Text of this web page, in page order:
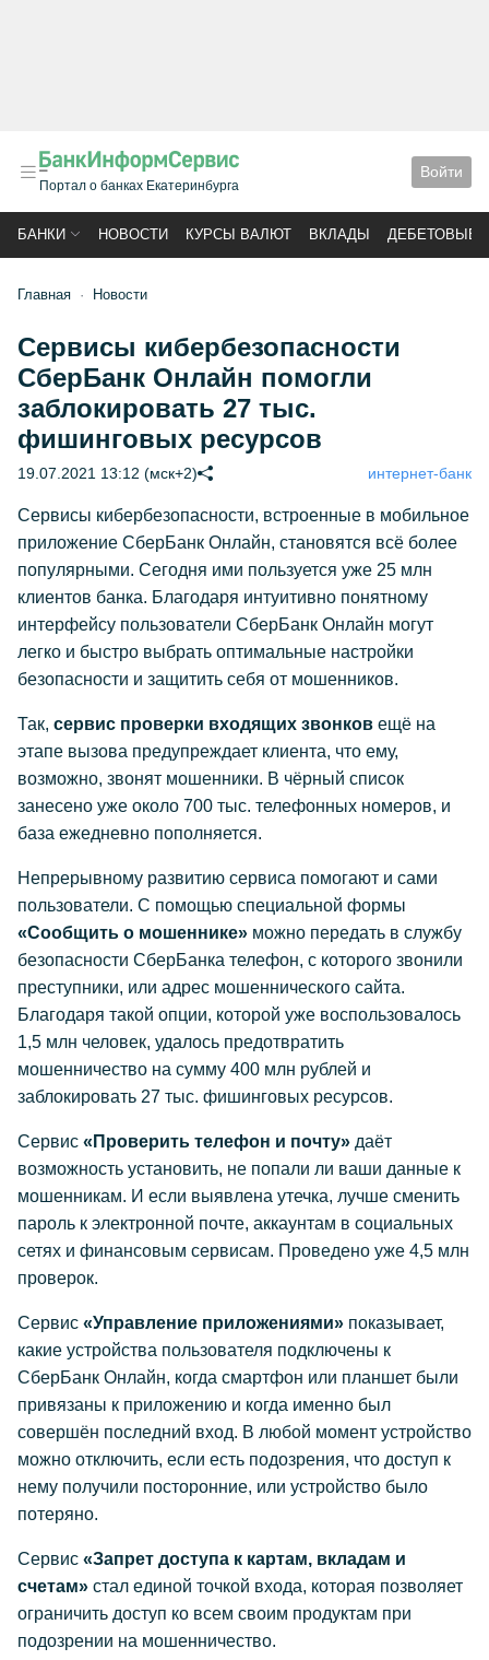
Портал о банках Екатеринбурга
Войти
БАНКИ НОВОСТИ КУРСЫ ВАЛЮТ ВКЛАДЫ ДЕБЕТОВЫЕ
Главная Новости
Сервисы кибербезопасности
СберБанк Онлайн помогли
заблокировать 27 тыс.
фишинговых ресурсов
19.07.2021 13:12 (мск+2) интернет-банк
Сервисы кибербезопасности, встроенные в мобильное
приложение СберБанк Онлайн, становятся всё более
популярными. Сегодня ими пользуется уже 25 млн
клиентов банка. Благодаря интуитивно понятному
интерфейсу пользователи СберБанк Онлайн могут
легко и быстро выбрать оптимальные настройки
безопасности и защитить себя от мошенников.
Так, сервис проверки входящих звонков ещё на
этапе вызова предупреждает клиента, что ему,
возможно, звонят мошенники. В чёрный список
занесено уже около 700 тыс. телефонных номеров, и
база ежедневно пополняется.
Непрерывному развитию сервиса помогают и сами
пользователи. С помощью специальной формы
«Сообщить о мошеннике» можно передать в службу
безопасности СберБанка телефон, с которого звонили
преступники, или адрес мошеннического сайта.
Благодаря такой опции, которой уже воспользовалось
1,5 млн человек, удалось предотвратить
мошенничество на сумму 400 млн рублей и
заблокировать 27 тыс. фишинговых ресурсов.
Сервис «Проверить телефон и почту» даёт
возможность установить, не попали ли ваши данные к
мошенникам. И если выявлена утечка, лучше сменить
пароль к электронной почте, аккаунтам в социальных
сетях и финансовым сервисам. Проведено уже 4,5 млн
проверок.
Сервис «Управление приложениями» показывает,
какие устройства пользователя подключены к
СберБанк Онлайн, когда смартфон или планшет были
привязаны к приложению и когда именно был
совершён последний вход. В любой момент устройство
можно отключить, если есть подозрения, что доступ к
нему получили посторонние, или устройство было
потеряно.
Сервис «Запрет доступа к картам, вкладам и
счетам» стал единой точкой входа, которая позволяет
ограничить доступ ко всем своим продуктам при
подозрении на мошенничество.